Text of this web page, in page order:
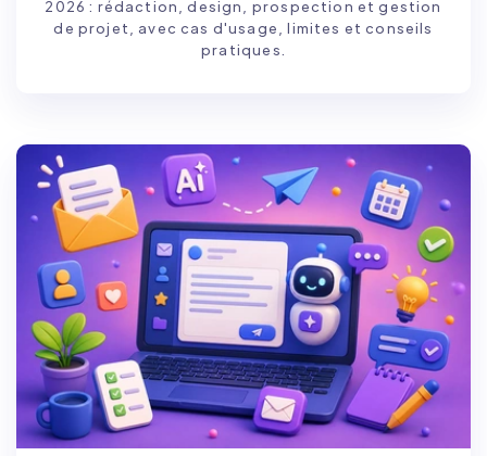
2026 : rédaction, design, prospection et gestion
de projet, avec cas d'usage, limites et conseils
pratiques.